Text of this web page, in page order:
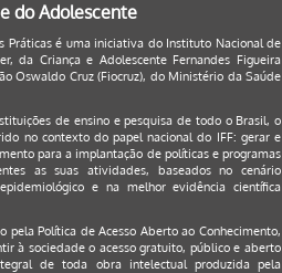
do Adolescente
Práticas é uma iniciativa do Instituto Nacional de
da Criança e Adolescente Fernandes Figueira
Oswaldo Cruz (Fiocruz), do Ministério da Saúde
de ensino e pesquisa de todo o Brasil, o
no contexto do papel nacional do IFF: gerar e
para a implantação de políticas e programas
as suas atividades, baseados no cenário
e na melhor evidência científica
pelaPolítica de Acesso Aberto ao Conhecimento,
à sociedade o acesso gratuito, público e aberto
de toda obra intelectual produzida pela